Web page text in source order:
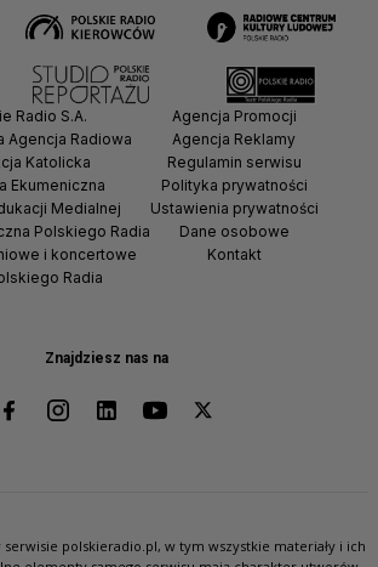
Znajdziesz nas na
Radio S.A.
Agencja Radiowa
Katolicka
Ekumeniczna
Medialnej
Polskiego Radia
i koncertowe
Radia
Agencja Promocji
Agencja Reklamy
Regulamin serwisu
Polityka prywatności
Ustawienia prywatności
Dane osobowe
Kontakt
serwisie polskieradio.pl, w tym wszystkie materiały i ich